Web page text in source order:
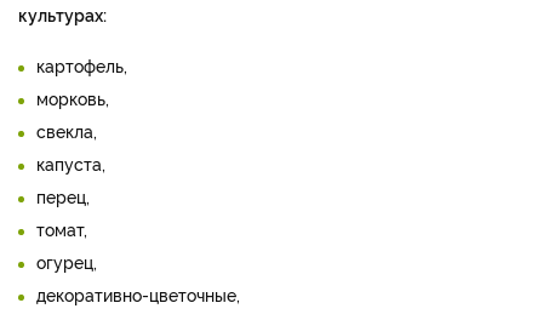
культурах:
картофель,
морковь,
свекла,
капуста,
перец,
томат,
огурец,
декоративно-цветочные,